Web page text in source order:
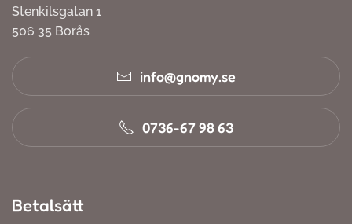
Stenkilsgatan 1
506 35 Borås
info@gnomy.se
0736-67 98 63
Betalsätt